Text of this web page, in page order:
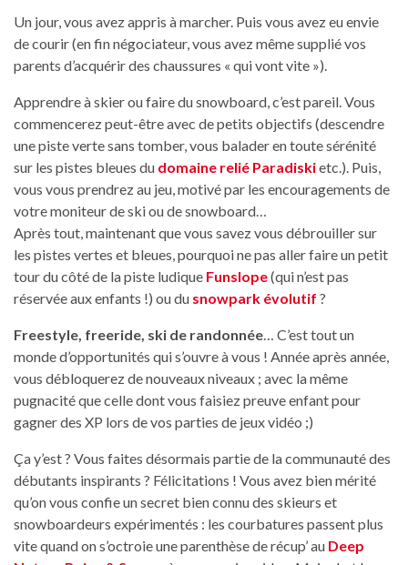
Un jour, vous avez appris à marcher. Puis vous avez eu envie
de courir (en fin négociateur, vous avez même supplié vos
parents d’acquérir des chaussures « qui vont vite »).
Apprendre à skier ou faire du snowboard, c’est pareil. Vous
commencerez peut-être avec de petits objectifs (descendre
une piste verte sans tomber, vous balader en toute sérénité
sur les pistes bleues du domaine relié Paradiskietc.). Puis,
vous vous prendrez au jeu, motivé par les encouragements de
votre moniteur de ski ou de snowboard…
Après tout, maintenant que vous savez vous débrouiller sur
les pistes vertes et bleues, pourquoi ne pas aller faire un petit
tour du côté de la piste ludique Funslope(qui n’est pas
réservée aux enfants !) ou du snowpark évolutif ?
Freestyle, freeride, ski de randonnée… C’est tout un
monde d’opportunités qui s’ouvre à vous ! Année après année,
vous débloquerez de nouveaux niveaux ; avec la même
pugnacité que celle dont vous faisiez preuve enfant pour
gagner des XP lors de vos parties de jeux vidéo ;)
Ça y’est ? Vous faites désormais partie de la communauté des
débutants inspirants ? Félicitations ! Vous avez bien mérité
qu’on vous confie un secret bien connu des skieurs et
snowboardeurs expérimentés : les courbatures passent plus
vite quand on s’octroie une parenthèse de récup’ au Deep